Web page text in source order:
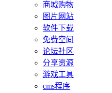
商城购物
图片网站
软件下载
免费空间
论坛社区
分享资源
游戏工具
cms程序